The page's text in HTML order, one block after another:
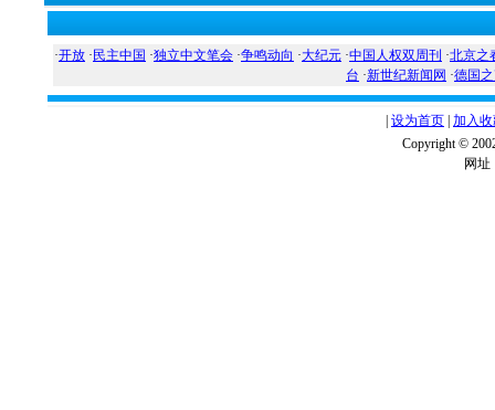
·开放 · 民主中国 ·独立中文笔会 ·争鸣动向 ·大纪元 ·中国人权双周刊 ·北京之
台 ·新世纪新闻网 ·德国
设为首页 加入
Copyright ©
网址